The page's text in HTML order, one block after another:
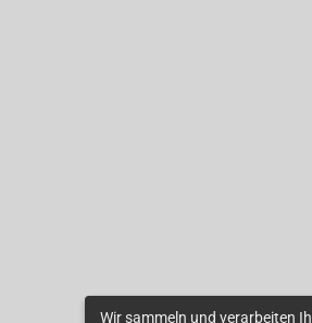
Wir sammeln und verarbeiten